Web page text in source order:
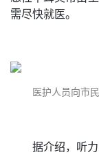
需尽快就医。
医护人员向市
据介绍，听